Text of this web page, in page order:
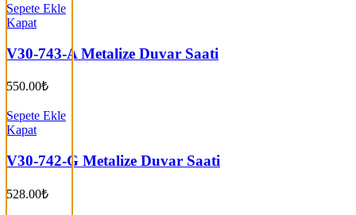
Sepete Ekle
Kapat
V30-743-A Metalize Duvar Saati
550.00₺
Sepete Ekle
Kapat
V30-742-G Metalize Duvar Saati
528.00₺